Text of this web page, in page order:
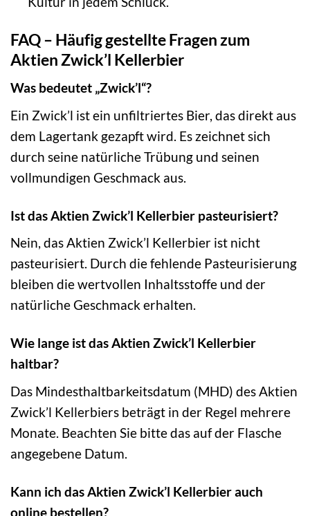
FAQ – Häufig gestellte Fragen zum
Aktien Zwick’l Kellerbier
Was bedeutet „Zwick’l“?
Ein Zwick’l ist ein unfiltriertes Bier, das direkt aus
dem Lagertank gezapft wird. Es zeichnet sich
durch seine natürliche Trübung und seinen
vollmundigen Geschmack aus.
Ist das Aktien Zwick’l Kellerbier pasteurisiert?
Nein, das Aktien Zwick’l Kellerbier ist nicht
pasteurisiert. Durch die fehlende Pasteurisierung
bleiben die wertvollen Inhaltsstoffe und der
natürliche Geschmack erhalten.
Wie lange ist das Aktien Zwick’l Kellerbier
haltbar?
Das Mindesthaltbarkeitsdatum (MHD) des Aktien
Zwick’l Kellerbiers beträgt in der Regel mehrere
Monate. Beachten Sie bitte das auf der Flasche
angegebene Datum.
Kann ich das Aktien Zwick’l Kellerbier auch
online bestellen?